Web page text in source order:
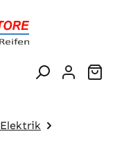
Elektrik